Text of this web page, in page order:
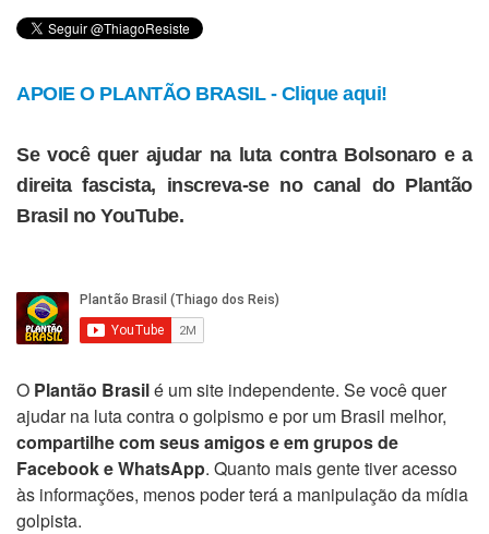
APOIE O PLANTÃO BRASIL - Clique aqui!
Se você quer ajudar na luta contra Bolsonaro e a
direita fascista, inscreva-se no canal do Plantão
Brasil no YouTube.
O Plantão Brasilé um site independente. Se você quer
ajudar na luta contra o golpismo e por um Brasil melhor,
compartilhe com seus amigos e em grupos de
Facebook e WhatsApp. Quanto mais gente tiver acesso
às informações, menos poder terá a manipulação da mídia
golpista.